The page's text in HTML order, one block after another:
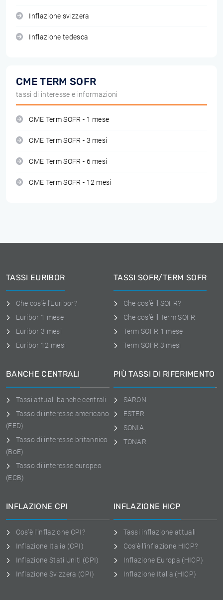
Inflazione svizzera
Inflazione tedesca
CME TERM SOFR
tassi di interesse e informazioni
CME Term SOFR - 1 mese
CME Term SOFR - 3 mesi
CME Term SOFR - 6 mesi
CME Term SOFR - 12 mesi
TASSI EURIBOR
Che cos'è l'Euribor?
Euribor 1 mese
Euribor 3 mesi
Euribor 12 mesi
TASSI SOFR/TERM SOFR
Che cos'è il SOFR?
Che cos'è il Term SOFR
Term SOFR 1 mese
Term SOFR 3 mesi
BANCHE CENTRALI
Tassi attuali banche centrali
Tasso di interesse americano
(FED)
Tasso di interesse britannico
(BoE)
Tasso di interesse europeo
(ECB)
PIÙ TASSI DI RIFERIMENTO
SARON
ESTER
SONIA
TONAR
INFLAZIONE CPI
Cos'è l'inflazione CPI?
Inflazione Italia (CPI)
Inflazione Stati Uniti (CPI)
Inflazione Svizzera (CPI)
INFLAZIONE HICP
Tassi inflazione attuali
Cos'è l'inflazione HICP?
Inflazione Europa (HICP)
Inflazione Italia (HICP)